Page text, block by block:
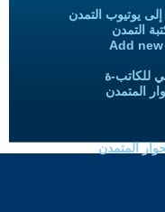
يوتيوب التمدن
التمدن
Add
للكاتب-ة
المتمدن
المتمدن